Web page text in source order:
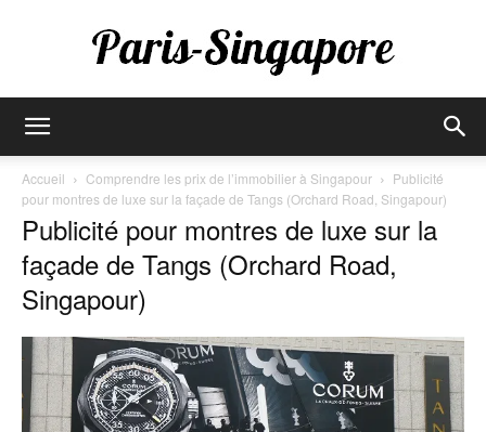
Singapore
Accueil Comprendre les prix de l’immobilier à Singapour
Publicité
pour montres de luxe sur la façade de Tangs (Orchard Road, Singapour)
Publicité pour montres de luxe sur la
façade de Tangs (Orchard Road,
Singapour)